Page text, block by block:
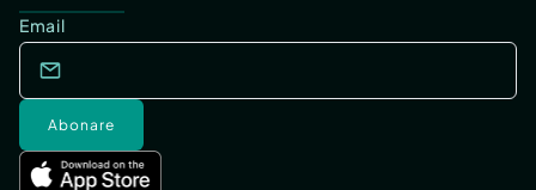
Email
Abonare